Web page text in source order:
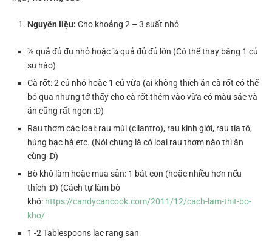
Nguyên liệu: Cho khoảng 2 – 3 suất nhỏ
½ quả đủ đu nhỏ hoặc ¼ quả đủ đủ lớn (Có thể thay bằng 1 củ
su hào)
Cà rốt: 2 củ nhỏ hoặc 1 củ vừa (ai không thích ăn cà rốt có thể
bỏ qua nhưng tớ thấy cho cà rốt thêm vào vừa có màu sắc và
ăn cũng rất ngon :D)
Rau thơm các loại: rau mùi (cilantro), rau kinh giới, rau tía tô,
húng bạc hà etc. (Nói chung là có loại rau thơm nào thì ăn
cùng :D)
Bò khô làm hoặc mua sẵn: 1 bát con (hoặc nhiều hơn nếu
thích :D) (Cách tự làm bò
khô: https://candycancook.com/2011/12/cach-lam-thit-bo-
kho/
1 -2 Tablespoons lạc rang sẵn